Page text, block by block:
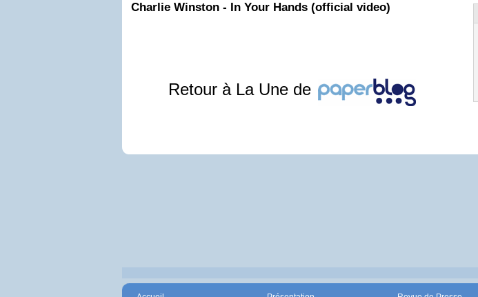
Charlie Winston - In Your Hands (official video)
Retour à La Une de